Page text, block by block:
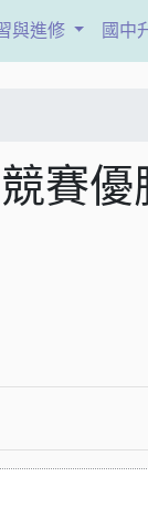
與進修 國中
賽優